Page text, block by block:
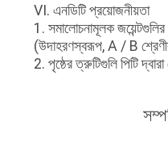
VI. এনডিটি প্রয়োজনীয়তা
1. সমালোচনামূলক
(উদাহরণস্বরূপ, A / B
2. পৃষ্ঠের ত্রুটিগুলি পিটি